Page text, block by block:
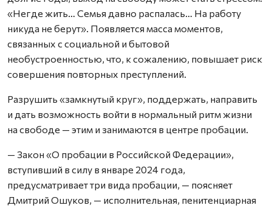
«Негде жить… Семья давно распалась… На работу
никуда не берут». Появляется масса моментов,
связанных с социальной и бытовой
необустроенностью, что, к сожалению, повышает риск
совершения повторных преступлений.
Разрушить «замкнутый круг», поддержать, направить
и дать возможность войти в нормальный ритм жизни
на свободе — этим и занимаются в центре пробации.
— Закон «О пробации в Российской Федерации»,
вступивший в силу в январе 2024 года,
предусматривает три вида пробации, — поясняет
Дмитрий Ошуков, — исполнительная, пенитенциарная